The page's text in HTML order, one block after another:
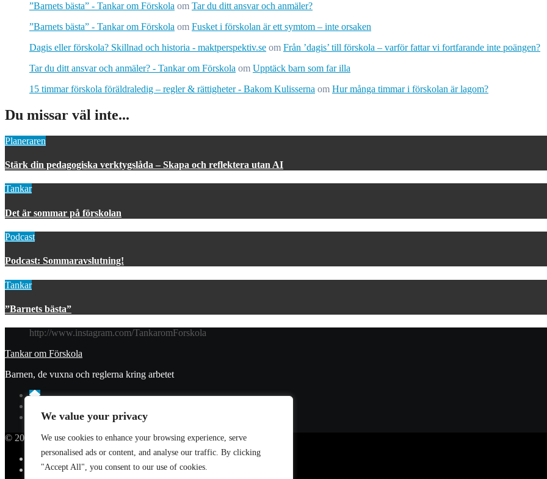
We value your privacy
We use cookies to enhance your browsing experience, serve
personalised ads or content, and analyse our traffic. By clicking
"Accept All", you consent to our use of cookies.
”Barnets bästa” - Tankar om Förskola om Tar du ditt ansvar och anmäler?
”Barnets bästa” - Tankar om Förskola om Fusket i förskolan är ett symtom – inte orsaken
Dagis eller förskola? Skillnad och historia - maktperspektiv.se om Från ’dagis’ till förskola – varför fattar vi fortfarande inte poängen?
Tar du ditt ansvar och anmäler? - Tankar om Förskola om Upptäck barn som far illa
15 timmar förskola föräldraledig – regler & rättigheter - Bakom Kulisserna om Hur många timmar i förskolan är lagom?
Du missar väl inte...
Planeraren
Stärk din pedagogiska verktygslåda – Skapa och reflektera utan AI
Tankar
Det är sommar på förskolan
Podcast
Podcast: Sommaravslutning!
Tankar
”Barnets bästa”
http://www.instagram.com/TankaromForskola
Tankar om Förskola
Barnen, de vuxna och reglerna kring arbetet
© 2023 Tankar om förskola. All Rights Reserved.
Donera
Integritetspolicy